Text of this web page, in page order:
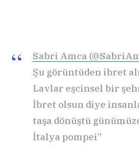
Sabri Amca
Şu görüntüden ibret
Lavlar eşcinsel bir
İbret olsun diye
taşa dönüştü
İtalya pompei”